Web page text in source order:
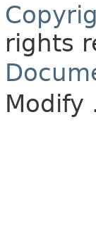
rights
Modify